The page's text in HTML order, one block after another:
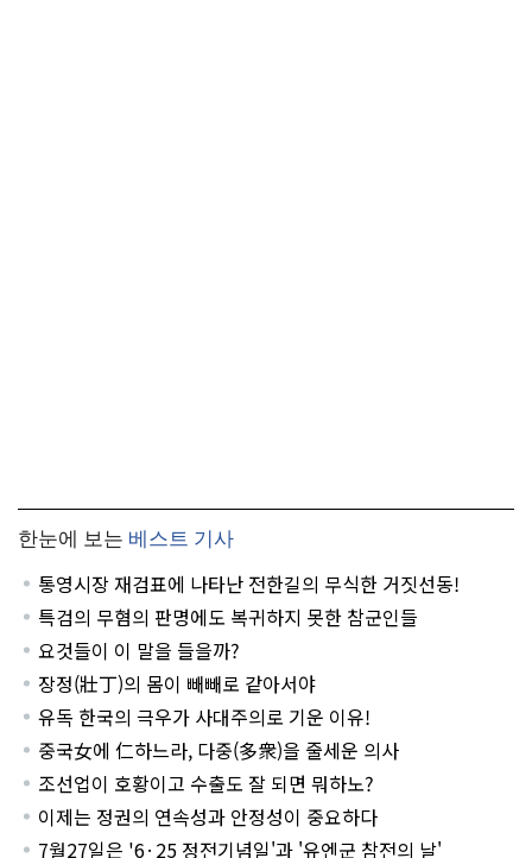
한눈에 보는 베스트 기사
통영시장 재검표에 나타난 전한길의 무식한 거짓선동!
특검의 무혐의 판명에도 복귀하지 못한 참군인들
요것들이 이 말을 들을까?
장정(壯丁)의 몸이 빼빼로 같아서야
유독 한국의 극우가 사대주의로 기운 이유!
중국女에 仁하느라, 다중(多衆)을 줄세운 의사
조선업이 호황이고 수출도 잘 되면 뭐하노?
이제는 정권의 연속성과 안정성이 중요하다
7월27일은 '6·25 정전기념일'과 '유엔군 참전의 날'